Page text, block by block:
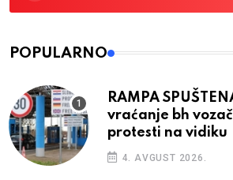
POPULARNO
RAMPA
vraćanje bh
protesti na vidiku
4. AVGUST 2026.